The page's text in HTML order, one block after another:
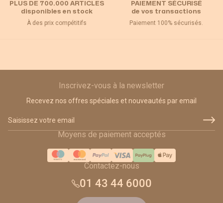
PLUS DE 700.000 ARTICLES
disponibles en stock
À des prix compétitifs
PAIEMENT SÉCURISÉ
de vos transactions
Paiement 100% sécurisés.
Inscrivez-vous à la newsletter
Recevez nos offres spéciales et nouveautés par email
Moyens de paiement acceptés
Contactez-nous
01 43 44 6000